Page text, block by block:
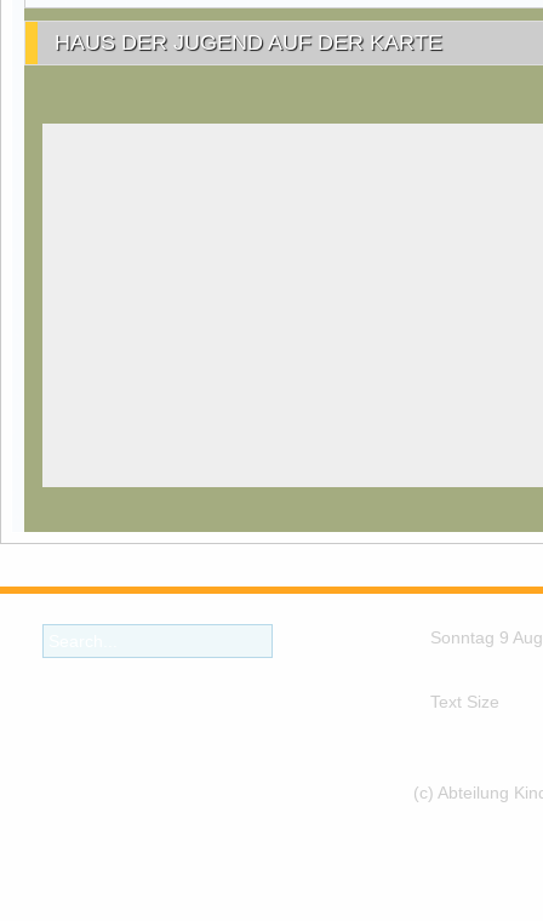
HAUS DER JUGEND AUF DER KARTE
Sonntag 9
Text Size
(c) Abteilung